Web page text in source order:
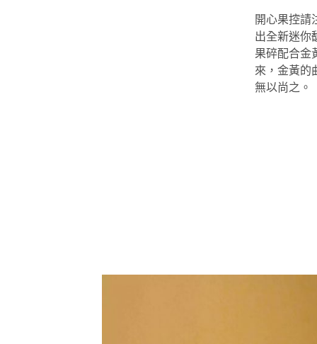
開心果控請
出全新迷你
果碎配合金
來，金黃的
無以尚之。